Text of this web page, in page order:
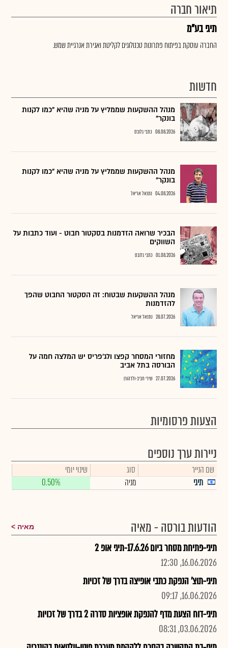
תיאור חברה
תיגי בע"מ
החברה עוסקת בפיתוח פתרונות טכנולוגים לקליטת ואגירת אנרגיית שמש.
חדשות
מנהל ההשקעות שממליץ על מניה שהיא "כמו לקנות
בונקר"
08.08.2026 כתבי גלובס
מנהל ההשקעות שממליץ על מניה שהיא "כמו לקנות
בונקר"
04.08.2026 נתנאל אריאל
הבכיר שרואה הזדמנות בסקטור חבוט - ועוד כתבות על
השווקים
01.08.2026 כתבי גלובס
מנהל ההשקעות שבטוח: זה הסקטור החבוט שהפך
להזדמנות
28.07.2026 נתנאל אריאל
מחזורי המסחר קפצו ולג'פריס יש המלצה חמה על
הבורסה בתל אביב
27.07.2026 שירי חביב-ולדהורן
הצעות פרסומיות
ניירות ערך נוספים
שם הנייר סוג
שינוי יומי
תיגי
מניה 0.50%
הודעות בורסה - מאיה מאיה
תיגי-פתיחת מסחר ביום 17.6.26-תיגי אופ 2
16.06.2026, 12:30
תיגי-תוצ' הנפקת כתבי אופיצה בדרך של זכויות
16.06.2026, 09:17
תיגי-דוח הצעת מדף להנפקת אופציות סדרה 2 בדרך של זכויות
03.06.2026, 08:31